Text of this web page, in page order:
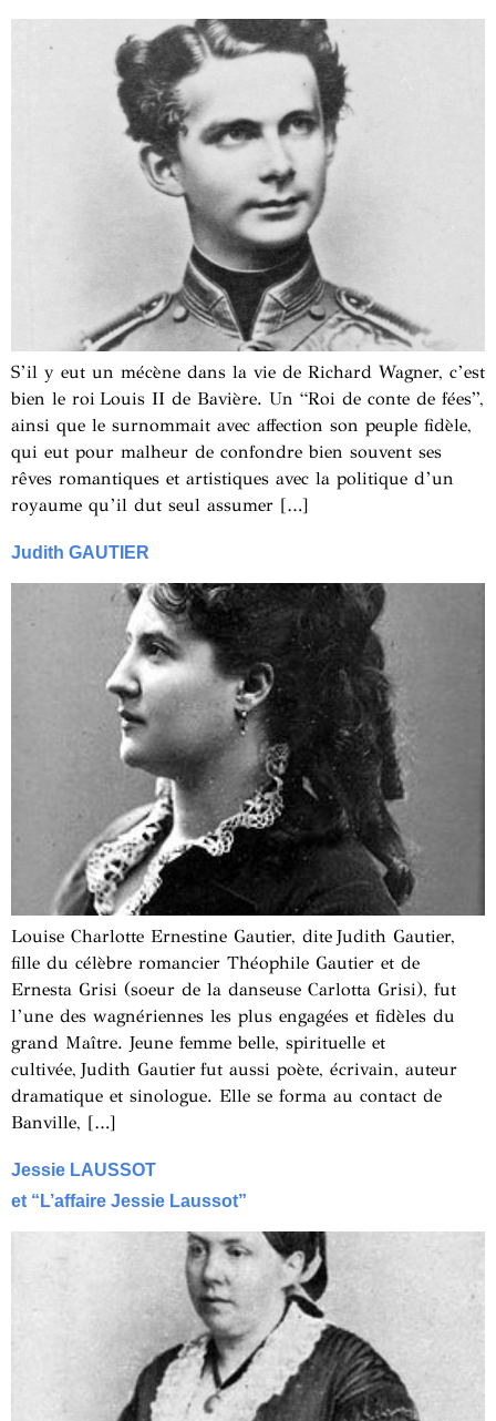
S’il y eut un mécène dans la vie de Richard Wagner, c’est
bien le roi Louis II de Bavière. Un “Roi de conte de fées”,
ainsi que le surnommait avec affection son peuple fidèle,
qui eut pour malheur de confondre bien souvent ses
rêves romantiques et artistiques avec la politique d’un
royaume qu’il dut seul assumer […]
Judith GAUTIER
Louise Charlotte Ernestine Gautier, dite Judith Gautier,
fille du célèbre romancier Théophile Gautier et de
Ernesta Grisi (soeur de la danseuse Carlotta Grisi), fut
l’une des wagnériennes les plus engagées et fidèles du
grand Maître. Jeune femme belle, spirituelle et
cultivée, Judith Gautier fut aussi poète, écrivain, auteur
dramatique et sinologue. Elle se forma au contact de
Banville, […]
Jessie LAUSSOT
et “L’affaire Jessie Laussot”